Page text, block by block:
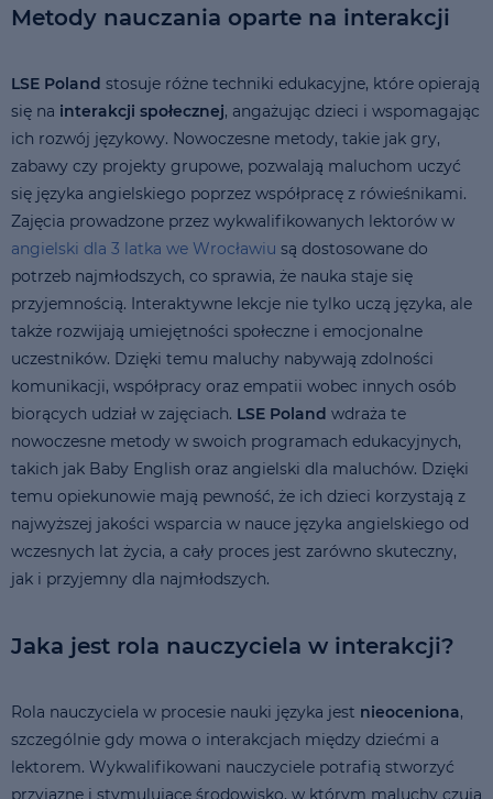
Metody nauczania oparte na interakcji
LSE Poland stosuje różne techniki edukacyjne, które opierają
się na interakcji społecznej, angażując dzieci i wspomagając
ich rozwój językowy. Nowoczesne metody, takie jak gry,
zabawy czy projekty grupowe, pozwalają maluchom uczyć
się języka angielskiego poprzez współpracę z rówieśnikami.
Zajęcia prowadzone przez wykwalifikowanych lektorów w
angielski dla 3 latka we Wrocławiu są dostosowane do
potrzeb najmłodszych, co sprawia, że nauka staje się
przyjemnością. Interaktywne lekcje nie tylko uczą języka, ale
także rozwijają umiejętności społeczne i emocjonalne
uczestników. Dzięki temu maluchy nabywają zdolności
komunikacji, współpracy oraz empatii wobec innych osób
biorących udział w zajęciach. LSE Poland wdraża te
nowoczesne metody w swoich programach edukacyjnych,
takich jak Baby English oraz angielski dla maluchów. Dzięki
temu opiekunowie mają pewność, że ich dzieci korzystają z
najwyższej jakości wsparcia w nauce języka angielskiego od
wczesnych lat życia, a cały proces jest zarówno skuteczny,
jak i przyjemny dla najmłodszych.
Jaka jest rola nauczyciela w interakcji?
Rola nauczyciela w procesie nauki języka jest nieoceniona,
szczególnie gdy mowa o interakcjach między dziećmi a
lektorem. Wykwalifikowani nauczyciele potrafią stworzyć
przyjazne i stymulujące środowisko, w którym maluchy czują